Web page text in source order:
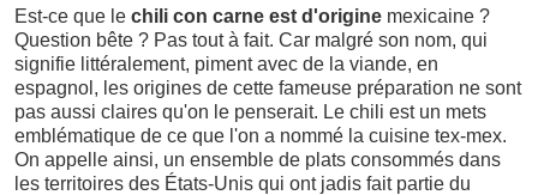
Est-ce que le chili con carne est d'origine mexicaine ?
Question bête ? Pas tout à fait. Car malgré son nom, qui
signifie littéralement, piment avec de la viande, en
espagnol, les origines de cette fameuse préparation ne sont
pas aussi claires qu'on le penserait. Le chili est un mets
emblématique de ce que l'on a nommé la cuisine tex-mex.
On appelle ainsi, un ensemble de plats consommés dans
les territoires des États-Unis qui ont jadis fait partie du